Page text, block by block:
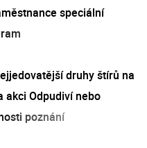
speciální
druhy štírů na
akci Odpudiví nebo
poznání